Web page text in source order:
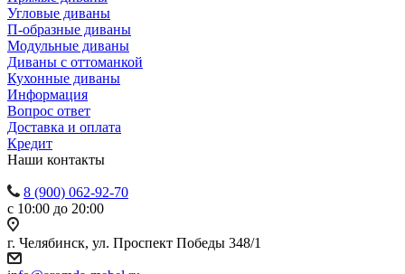
Угловые диваны
П-образные диваны
Модульные диваны
Диваны с оттоманкой
Кухонные диваны
Информация
Вопрос ответ
Доставка и оплата
Кредит
Наши контакты
8 (900) 062-92-70
с 10:00 до 20:00
г. Челябинск, ул. Проспект Победы 348/1